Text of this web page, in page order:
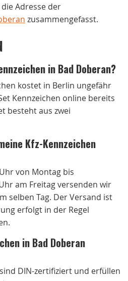
Adresse der
zusammengefasst.
in Bad Doberan?
kostet in Berlin ungefähr
Kennzeichen online bereits
besteht aus zwei
Kfz-Kennzeichen
von Montag bis
am Freitag versenden wir
selben Tag. Der Versand ist
erfolgt in der Regel
in Bad Doberan
DIN-zertifiziert und erfüllen